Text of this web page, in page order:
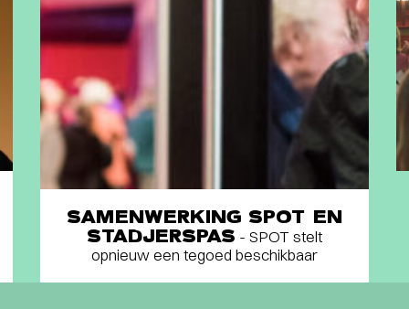
SAMENWERKING SPOT EN
STADJERSPAS - SPOT stelt
opnieuw een tegoed beschikbaar